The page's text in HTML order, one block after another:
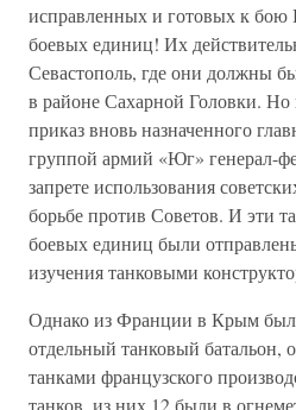
исправленных и готовых к
боевых единиц! Их
Севастополь, где они должны
в районе Сахарной Головки. Но
приказ вновь назначенного
группой армий «Юг» генерал-
запрете использования
борьбе против Советов. И эти
боевых единиц были
изучения танковыми
Однако из Франции в Крым был
отдельный танковый
танками французского
танков, из них 12 были в